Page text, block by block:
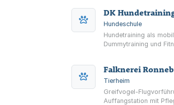
DK
Hundeschule
Hundetraining als
Dummytraining und
Falknerei
Tierheim
Greifvogel-
Auffangstation mit